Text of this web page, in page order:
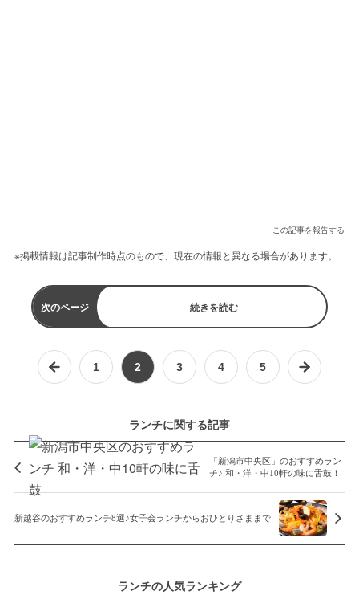
この記事を報告する
※掲載情報は記事制作時点のもので、現在の情報と異なる場合があります。
次のページ 続きを読む
1 2 3 4 5
ランチに関する記事
「新潟市中央区」のおすすめラン
チ♪ 和・洋・中10軒の味に舌鼓！
新越谷のおすすめランチ8選♪女子会ランチからおひとりさままで
ランチの人気ランキング